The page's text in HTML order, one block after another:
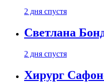
2 дня спустя
Светлана
2 дня спустя
Хирург